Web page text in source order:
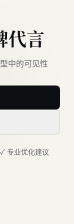
代言
中的可见性
✓ 专业优化建议